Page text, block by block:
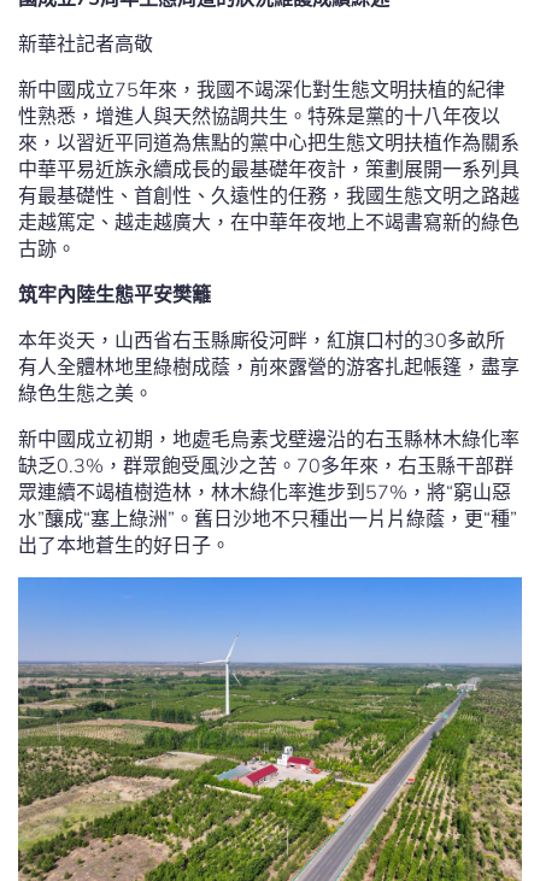
新華社記者高敬
新中國成立75年來，我國不竭深化對生態文明扶植的紀律
性熟悉，增進人與天然協調共生。特殊是黨的十八年夜以
來，以習近平同道為焦點的黨中心把生態文明扶植作為關系
中華平易近族永續成長的最基礎年夜計，策劃展開一系列具
有最基礎性、首創性、久遠性的任務，我國生態文明之路越
走越篤定、越走越廣大，在中華年夜地上不竭書寫新的綠色
古跡。
筑牢內陸生態平安樊籬
本年炎天，山西省右玉縣廝役河畔，紅旗口村的30多畝所
有人全體林地里綠樹成蔭，前來露營的游客扎起帳篷，盡享
綠色生態之美。
新中國成立初期，地處毛烏素戈壁邊沿的右玉縣林木綠化率
缺乏0.3%，群眾飽受風沙之苦。70多年來，右玉縣干部群
眾連續不竭植樹造林，林木綠化率進步到57%，將“窮山惡
水”釀成“塞上綠洲”。舊日沙地不只種出一片片綠蔭，更“種”
出了本地蒼生的好日子。